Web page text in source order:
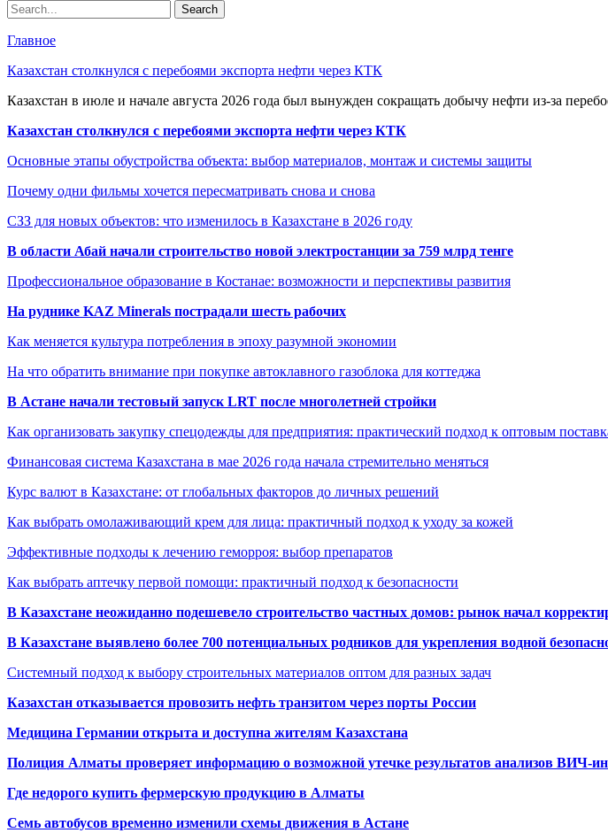
Главное
Казахстан столкнулся с перебоями экспорта нефти через КТК
Казахстан в июле и начале августа 2026 года был вынужден сокращать добычу нефти из-за
Казахстан столкнулся с перебоями экспорта нефти через КТК
Основные этапы обустройства объекта: выбор материалов, монтаж и системы защиты
Почему одни фильмы хочется пересматривать снова и снова
СЗЗ для новых объектов: что изменилось в Казахстане в 2026 году
В области Абай начали строительство новой электростанции за 759 млрд тенге
Профессиональное образование в Костанае: возможности и перспективы развития
На руднике KAZ Minerals пострадали шесть рабочих
Как меняется культура потребления в эпоху разумной экономии
На что обратить внимание при покупке автоклавного газоблока для коттеджа
В Астане начали тестовый запуск LRT после многолетней стройки
Как организовать закупку спецодежды для предприятия: практический подход к оптовым
Финансовая система Казахстана в мае 2026 года начала стремительно меняться
Курс валют в Казахстане: от глобальных факторов до личных решений
Как выбрать омолаживающий крем для лица: практичный подход к уходу за кожей
Эффективные подходы к лечению геморроя: выбор препаратов
Как выбрать аптечку первой помощи: практичный подход к безопасности
В Казахстане неожиданно подешевело строительство частных домов: рынок начал
В Казахстане выявлено более 700 потенциальных родников для укрепления водной
Системный подход к выбору строительных материалов оптом для разных задач
Казахстан отказывается провозить нефть транзитом через порты России
Медицина Германии открыта и доступна жителям Казахстана
Полиция Алматы проверяет информацию о возможной утечке результатов анализов ВИЧ-
Где недорого купить фермерскую продукцию в Алматы
Семь автобусов временно изменили схемы движения в Астане